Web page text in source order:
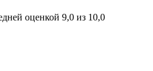
оценкой 9,0 из 10,0